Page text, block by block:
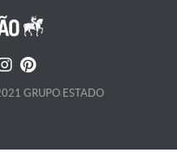
GRUPO ESTADO